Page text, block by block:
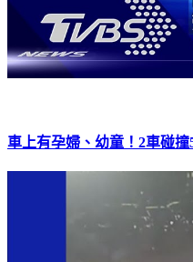
車上有孕婦、幼童！2車碰